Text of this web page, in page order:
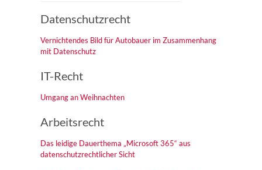
Datenschutzrecht
Vernichtendes Bild für Autobauer im Zusammenhang
mit Datenschutz
IT-Recht
Umgang an Weihnachten
Arbeitsrecht
Das leidige Dauerthema „Microsoft 365“ aus
datenschutzrechtlicher Sicht